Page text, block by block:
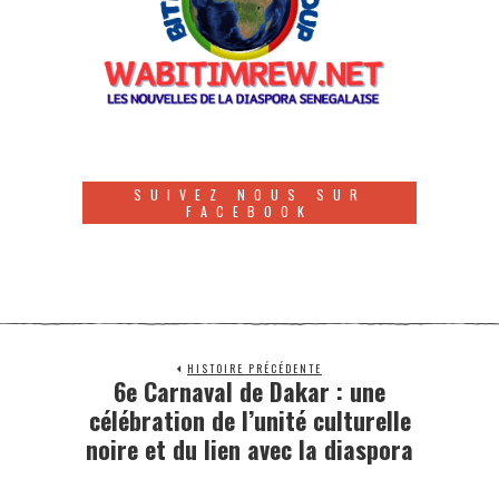
SUIVEZ NOUS SUR
FACEBOOK
HISTOIRE PRÉCÉDENTE
6e Carnaval de Dakar : une
célébration de l’unité culturelle
noire et du lien avec la diaspora